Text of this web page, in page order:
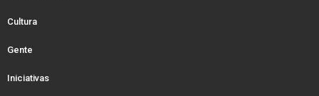
Cultura
Gente
Iniciativas